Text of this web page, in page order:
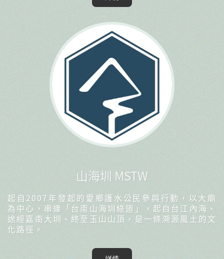
山海圳 MSTW
起自2007年發起的愛鄉護水公民參與行動，以大廟
為中心，串連「台南山海圳綠道」，起自台江內海、
途經嘉南大圳、終至玉山山頂，是一條溯源風土的文
化路徑。